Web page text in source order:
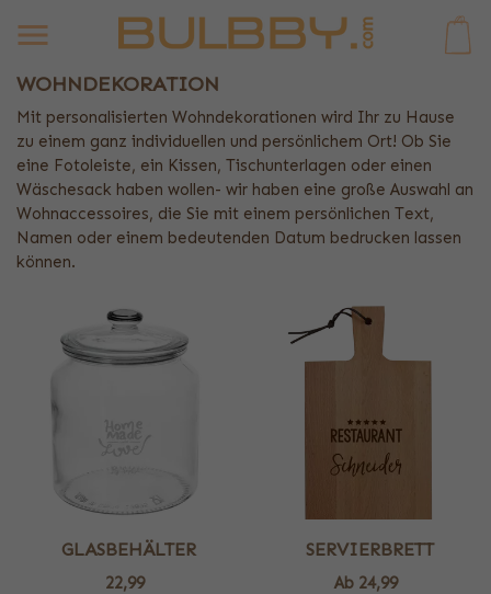
WOHNDEKORATION
Mit personalisierten Wohndekorationen wird Ihr zu Hause
zu einem ganz individuellen und persönlichem Ort! Ob Sie
eine Fotoleiste, ein Kissen, Tischunterlagen oder einen
Wäschesack haben wollen- wir haben eine große Auswahl an
Wohnaccessoires, die Sie mit einem persönlichen Text,
Namen oder einem bedeutenden Datum bedrucken lassen
können.
GLASBEHÄLTER
22,99
SERVIERBRETT
Ab 24,99